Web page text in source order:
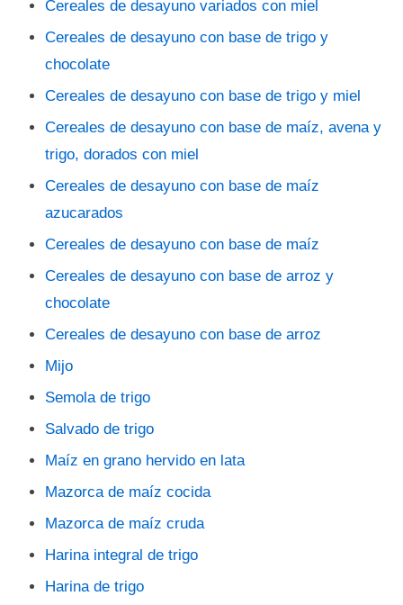
Cereales de desayuno variados con miel
Cereales de desayuno con base de trigo y
chocolate
Cereales de desayuno con base de trigo y miel
Cereales de desayuno con base de maíz, avena y
trigo, dorados con miel
Cereales de desayuno con base de maíz
azucarados
Cereales de desayuno con base de maíz
Cereales de desayuno con base de arroz y
chocolate
Cereales de desayuno con base de arroz
Mijo
Semola de trigo
Salvado de trigo
Maíz en grano hervido en lata
Mazorca de maíz cocida
Mazorca de maíz cruda
Harina integral de trigo
Harina de trigo